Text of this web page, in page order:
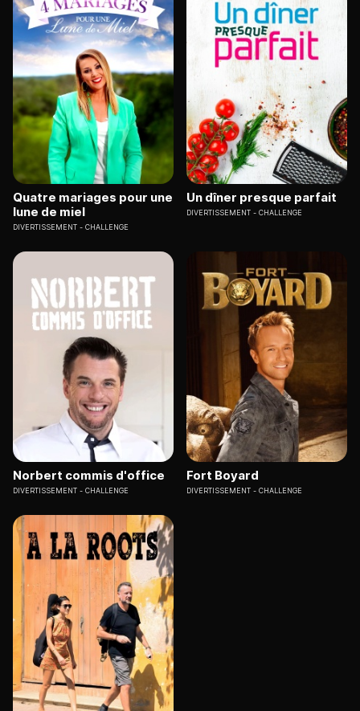
Quatre mariages pour une
lune de miel
DIVERTISSEMENT CHALLENGE
Un dîner presque parfait
DIVERTISSEMENT CHALLENGE
Norbert commis d'office
DIVERTISSEMENT CHALLENGE
Fort Boyard
DIVERTISSEMENT CHALLENGE